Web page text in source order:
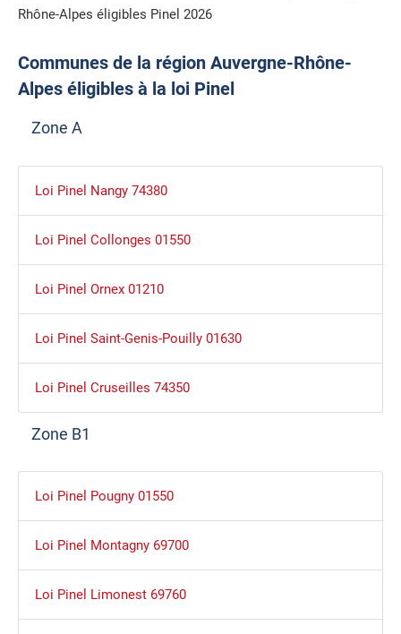
Rhône-Alpes éligibles Pinel 2026
Communes de la région Auvergne-Rhône-
Alpes éligibles à la loi Pinel
Zone A
Loi Pinel Nangy 74380
Loi Pinel Collonges 01550
Loi Pinel Ornex 01210
Loi Pinel Saint-Genis-Pouilly 01630
Loi Pinel Cruseilles 74350
Zone B1
Loi Pinel Pougny 01550
Loi Pinel Montagny 69700
Loi Pinel Limonest 69760